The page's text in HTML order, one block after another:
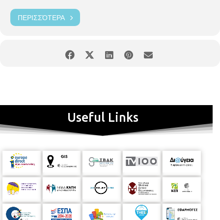
ΠΕΡΙΣΣΌΤΕΡΑ
Useful Links